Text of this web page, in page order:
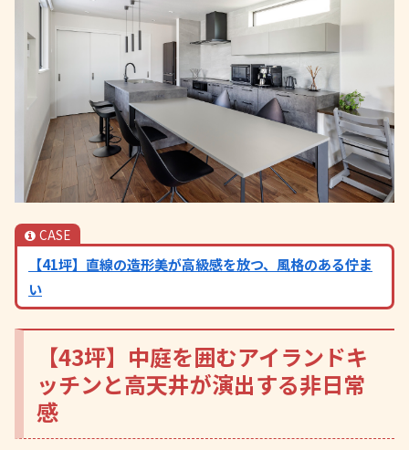
CASE
【41坪】直線の造形美が高級感を放つ、風格のある佇ま
い
【43坪】中庭を囲むアイランドキ
ッチンと高天井が演出する非日常
感